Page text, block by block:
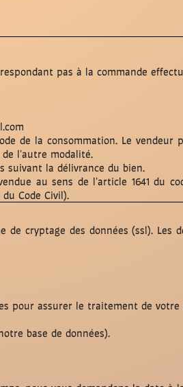
pas à la commande
de la consommation. Le
l'autre modalité.
suivant la délivrance du bien.
au sens de l'article 1641 du
Code Civil).
cryptage des données (ssl). Les
pour assurer le traitement de votre
base de données).